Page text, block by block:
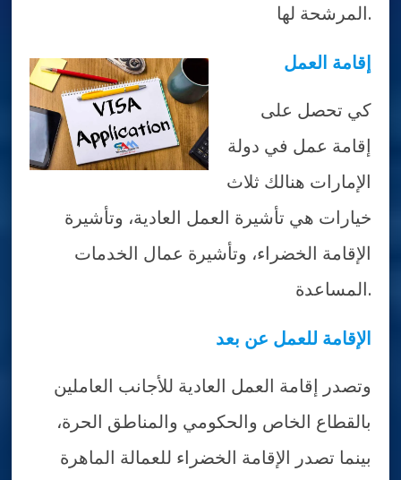
المرشحة لها.
إقامة العمل
كي تحصل على
إقامة عمل في دولة
الإمارات هنالك ثلاث
خيارات هي تأشيرة العمل العادية، وتأشيرة
الإقامة الخضراء، وتأشيرة عمال الخدمات
المساعدة.
الإقامة للعمل عن بعد
وتصدر إقامة العمل العادية للأجانب العاملين
بالقطاع الخاص والحكومي والمناطق الحرة،
بينما تصدر الإقامة الخضراء للعمالة الماهرة